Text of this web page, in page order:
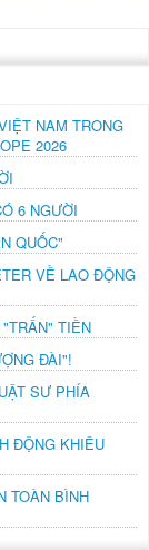
NAM TRONG
2026
6 NGƯỜI
QUỐC"
VỀ LAO ĐỘNG
TIỀN
ĐÀI"!
SƯ PHÍA
ĐỘNG KHIÊU
TOÀN BÌNH